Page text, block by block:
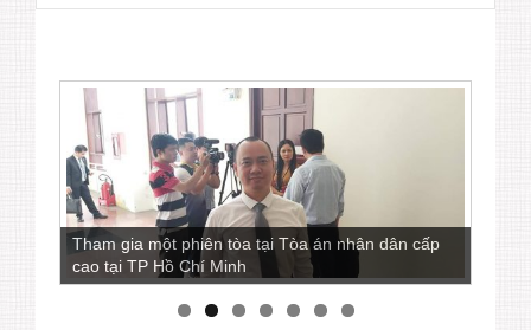
Tham gia một phiên tòa tại Tòa án nhân dân cấp
cao tại TP Hồ Chí Minh
Luật sư Ngô Ngọc Trai còn là một nhà báo viết
nhiều bài phân tích các vấn đề pháp lý